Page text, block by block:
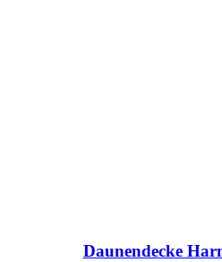
Daunendecke